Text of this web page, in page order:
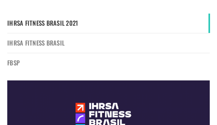
IHRSA FITNESS BRASIL 2021
IHRSA FITNESS BRASIL
FBSP